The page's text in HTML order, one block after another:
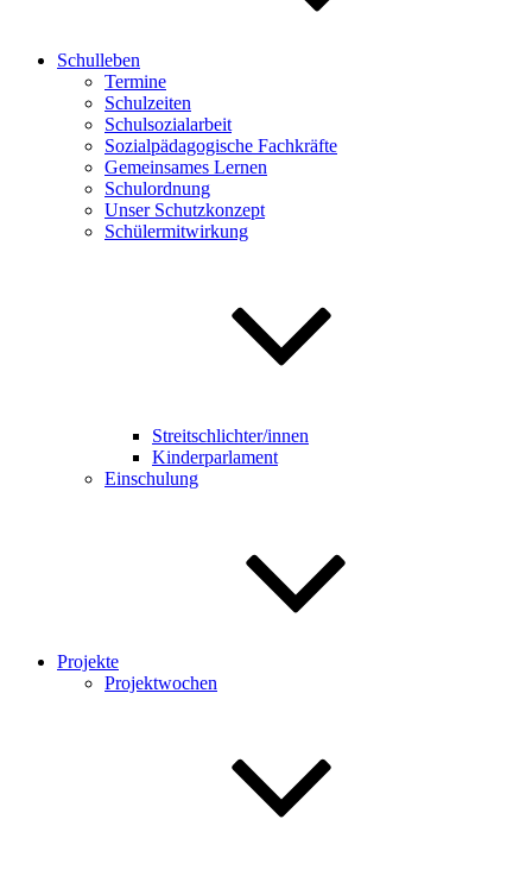
Schulleben
Termine
Schulzeiten
Schulsozialarbeit
Sozialpädagogische Fachkräfte
Gemeinsames Lernen
Schulordnung
Unser Schutzkonzept
Schülermitwirkung
Streitschlichter/innen
Kinderparlament
Einschulung
Projekte
Projektwochen